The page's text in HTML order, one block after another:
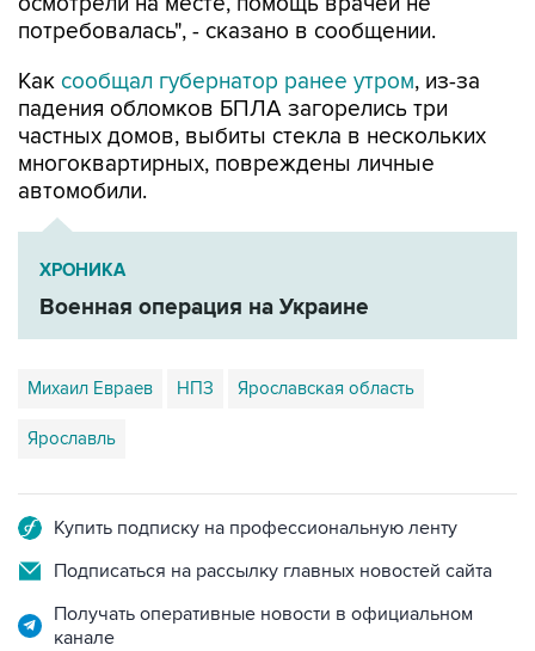
потребовалась", - сказано в сообщении.
Как сообщал губернатор ранее утром, из-за
падения обломков БПЛА загорелись три
частных домов, выбиты стекла в нескольких
многоквартирных, повреждены личные
автомобили.
ХРОНИКА
Военная операция на Украине
Михаил Евраев НПЗ Ярославская область
Ярославль
Купить подписку на профессиональную ленту
Подписаться на рассылку главных новостей сайта
Получать оперативные новости в официальном
канале